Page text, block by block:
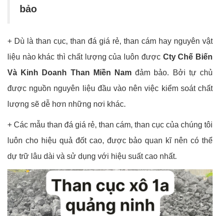
bảo
+ Dù là than cục, than đá giá rẻ, than cám hay nguyên vật
liệu nào khác thì chất lượng của luôn được Cty Chế Biến
Và Kinh Doanh Than Miền Nam đảm bảo. Bởi tự chủ
được nguồn nguyên liệu đầu vào nên việc kiểm soát chất
lượng sẽ dễ hơn những nơi khác.
+ Các mẫu than đá giá rẻ, than cám, than cục của chúng tôi
luôn cho hiệu quả đốt cao, được bảo quan kĩ nên có thể
dự trữ lâu dài và sử dụng với hiệu suất cao nhất.